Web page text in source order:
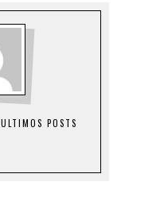
ULTIMOS POSTS